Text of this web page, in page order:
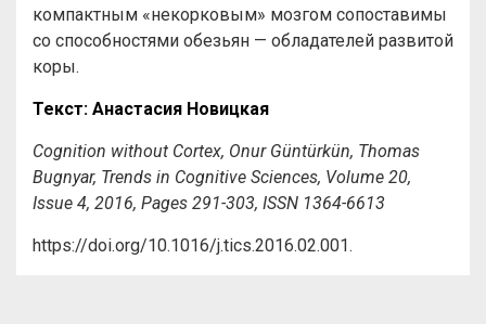
компактным «некорковым» мозгом сопоставимы
со способностями обезьян — обладателей развитой
коры.
Текст: Анастасия Новицкая
Cognition without Cortex, Onur Güntürkün, Thomas
Bugnyar, Trends in Cognitive Sciences, Volume 20,
Issue 4, 2016, Pages 291-303, ISSN 1364-6613
https://doi.org/10.1016/j.tics.2016.02.001.